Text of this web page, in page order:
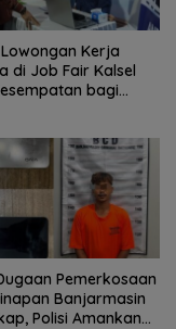
Kerja
di Job Fair Kalsel
bagi
Pemerkosaan
Banjarmasin
Polisi Amankan